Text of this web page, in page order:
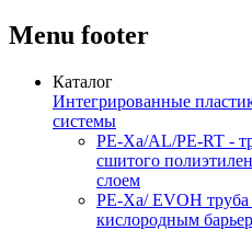
Menu footer
Каталог
Интегрированные
системы
PE-Xa/AL/PE-RT -
сшитого
слоем
PE-Xa/ EVOH
кислородным